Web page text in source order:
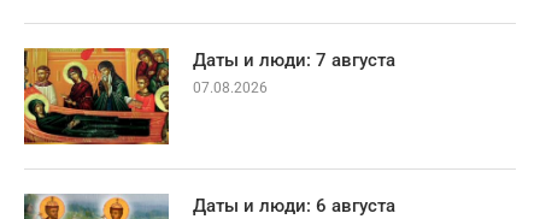
Даты и люди: 7 августа
07.08.2026
Даты и люди: 6 августа